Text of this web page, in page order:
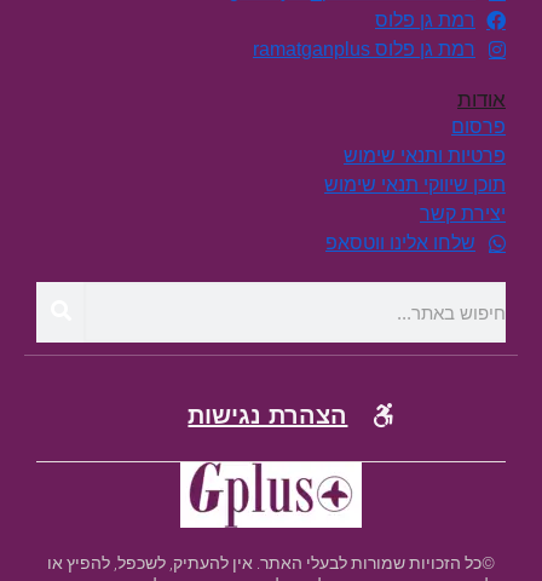
רמת גן פלוס
רמת גן פלוס ramatganplus
אודות
פרסום
פרטיות ותנאי שימוש
תוכן שיווקי תנאי שימוש
יצירת קשר
שלחו אלינו ווטסאפ
הצהרת נגישות
©כל הזכויות שמורות לבעלי האתר. אין להעתיק, לשכפל, להפיץ או